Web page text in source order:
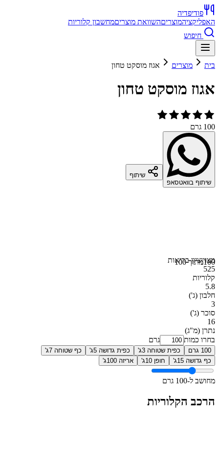
פודיפדיה
האפליקציהמוצריםהשוואת מוצריםמחשבון קלוריות
חיפוש
בית מוצרים אגוז מוסקט טחון
אגוז מוסקט טחון
100 גרם
שיתוף בוואטסאפ
שיתוף
100מתוך 100מצויןציון בריאות
525
קלוריות
5.8
חלבון (ג')
3
סוכר (ג')
16
נתרן (מ"ג)
בחרו כמות
גרם
100 גרם כפית שטוחה 3ג' כפית גדושה 5ג'
כף שטוחה 7ג'
כף גדושה 15ג'
חופן 10ג' אריזה 100ג'
מחושב ל-100 גרם
הרכב הקלוריות